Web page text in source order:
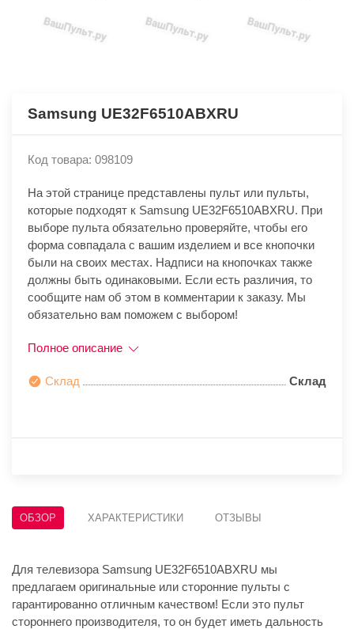
Samsung UE32F6510ABXRU
Код товара: 098109
На этой странице представлены пульт или пульты,
которые подходят к Samsung UE32F6510ABXRU. При
выборе пульта обязательно проверяйте, чтобы его
форма совпадала с вашим изделием и все кнопочки
были на своих местах. Надписи на кнопочках также
должны быть одинаковыми. Если есть различия, то
сообщите нам об этом в комментарии к заказу. Мы
обязательно вам поможем с выбором!
Полное описание
Склад Склад
ОБЗОР ХАРАКТЕРИСТИКИ ОТЗЫВЫ
Для телевизора Samsung UE32F6510ABXRU мы
предлагаем оригинальные или сторонние пульты с
гарантированно отличным качеством! Если это пульт
стороннего производителя, то он будет иметь дальность